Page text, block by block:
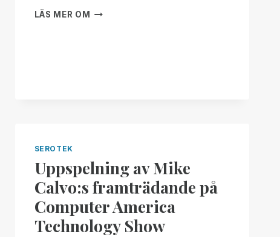
LÄS MER OM
PÅ
SEROTEK
Uppspelning av Mike
Calvo:s framträdande på
Computer America
Technology Show